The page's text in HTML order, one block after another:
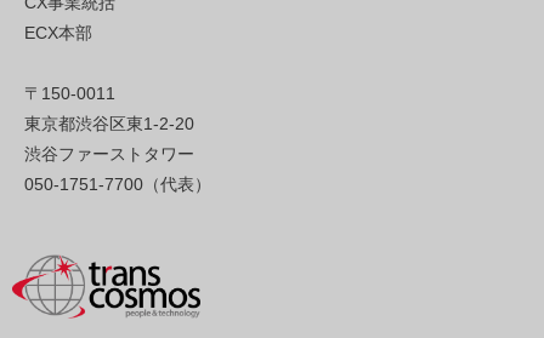
ECX本部
〒150-0011
東京都渋谷区東1-2-20
渋谷ファーストタワー
050-1751-7700（代表）